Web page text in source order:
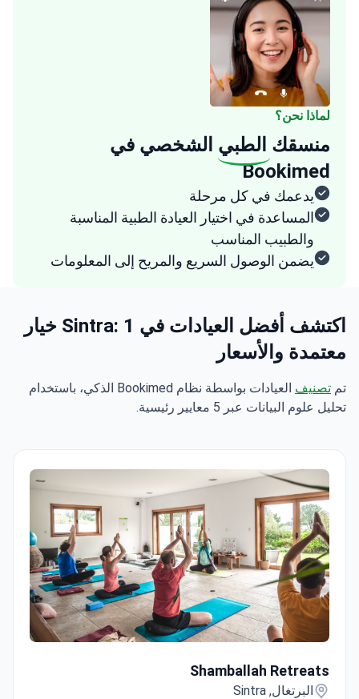
لماذا نحن؟
منسقك الطبي الشخصي في
Bookimed
يدعمك في كل مرحلة
المساعدة في اختيار العيادة الطبية المناسبة
والطبيب المناسب
يضمن الوصول السريع والمريح إلى المعلومات
اكتشف أفضل العيادات في Sintra: 1 خيار
معتمدة والأسعار
تم تصنيف
العيادات بواسطة نظام Bookimed الذكي، باستخدام
تحليل علوم البيانات عبر 5 معايير رئيسية.
Shamballah Retreats
البرتغال, Sintra